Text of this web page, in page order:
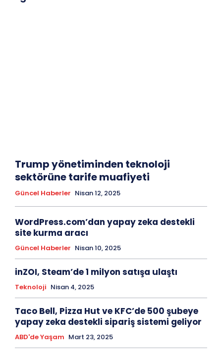
Trump yönetiminden teknoloji
sektörüne tarife muafiyeti
Güncel Haberler Nisan 12, 2025
WordPress.com’dan yapay zeka destekli
site kurma aracı
Güncel Haberler Nisan 10, 2025
inZOI, Steam’de 1 milyon satışa ulaştı
Teknoloji Nisan 4, 2025
Taco Bell, Pizza Hut ve KFC’de 500 şubeye
yapay zeka destekli sipariş sistemi geliyor
ABD'de Yaşam Mart 23, 2025